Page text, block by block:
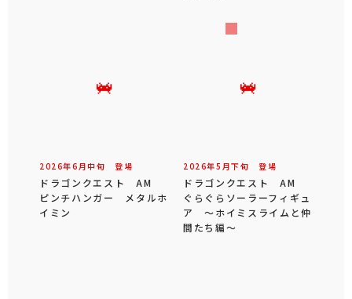
2026年6 月中旬 登場
ドラゴンクエスト AM
ピンチハンガー メタルホ
イミン
2026年5 月下旬 登場
ドラゴンクエスト AM
ぐらぐらソーラーフィギュ
ア ～ホイミスライムと仲
間たち編～